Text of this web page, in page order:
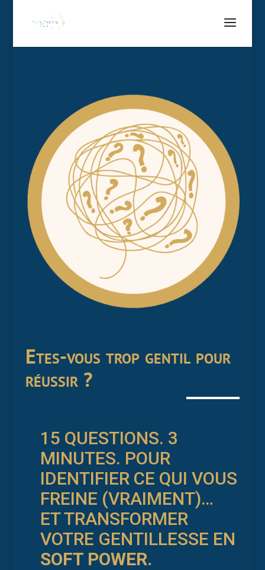
Etes-vous trop gentil pour
réussir ?
15 QUESTIONS. 3
MINUTES. POUR
IDENTIFIER CE QUI VOUS
FREINE (VRAIMENT)…
ET TRANSFORMER
VOTRE GENTILLESSE EN
SOFT POWER.